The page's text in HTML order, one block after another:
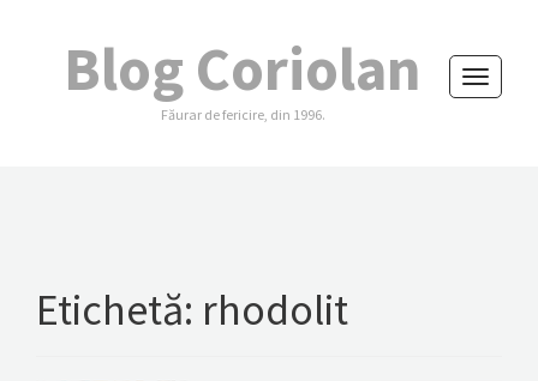
Blog Coriolan
Făurar de fericire, din 1996.
Toggle
Etichetă: rhodolit